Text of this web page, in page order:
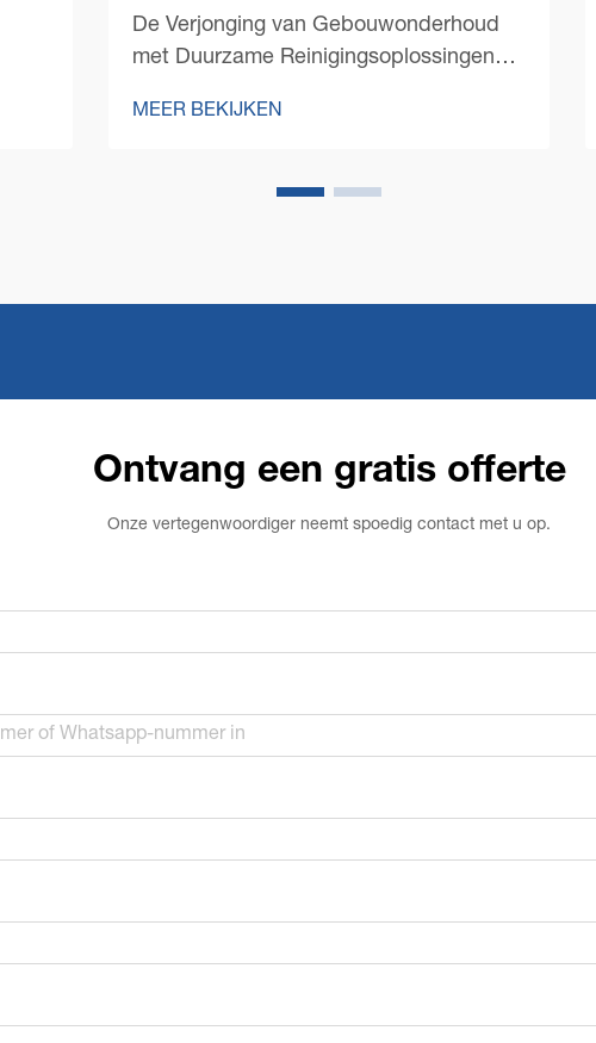
in
De Verjonging van Gebouwonderhoud
met Duurzame Reinigingsoplossingen
schoonmaakwerk is de afgelopen jaren
duurzaamheid centraal is komen te
MEER BEKIJKEN
Ontvang een gratis offerte
Onze vertegenwoordiger neemt spoedig contact met u op.